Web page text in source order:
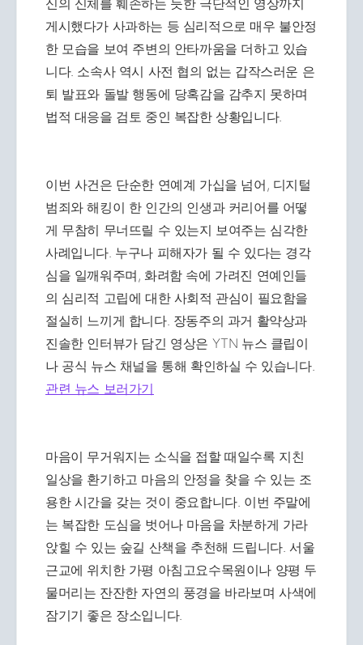
신의 신체를 훼손하는 듯한 극단적인 영상까지
게시했다가 사과하는 등 심리적으로 매우 불안정
한 모습을 보여 주변의 안타까움을 더하고 있습
니다. 소속사 역시 사전 협의 없는 갑작스러운 은
퇴 발표와 돌발 행동에 당혹감을 감추지 못하며
법적 대응을 검토 중인 복잡한 상황입니다.
이번 사건은 단순한 연예계 가십을 넘어, 디지털
범죄와 해킹이 한 인간의 인생과 커리어를 어떻
게 무참히 무너뜨릴 수 있는지 보여주는 심각한
사례입니다. 누구나 피해자가 될 수 있다는 경각
심을 일깨워주며, 화려함 속에 가려진 연예인들
의 심리적 고립에 대한 사회적 관심이 필요함을
절실히 느끼게 합니다. 장동주의 과거 활약상과
진솔한 인터뷰가 담긴 영상은 YTN 뉴스 클립이
나 공식 뉴스 채널을 통해 확인하실 수 있습니다.
관련 뉴스 보러가기
마음이 무거워지는 소식을 접할 때일수록 지친
일상을 환기하고 마음의 안정을 찾을 수 있는 조
용한 시간을 갖는 것이 중요합니다. 이번 주말에
는 복잡한 도심을 벗어나 마음을 차분하게 가라
앉힐 수 있는 숲길 산책을 추천해 드립니다. 서울
근교에 위치한 가평 아침고요수목원이나 양평 두
물머리는 잔잔한 자연의 풍경을 바라보며 사색에
잠기기 좋은 장소입니다.